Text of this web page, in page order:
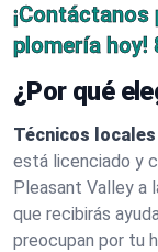
plomería hoy!
¿Por qué
Técnicos
está licenciado y
Pleasant Valley a
que recibirás
preocupan por tu